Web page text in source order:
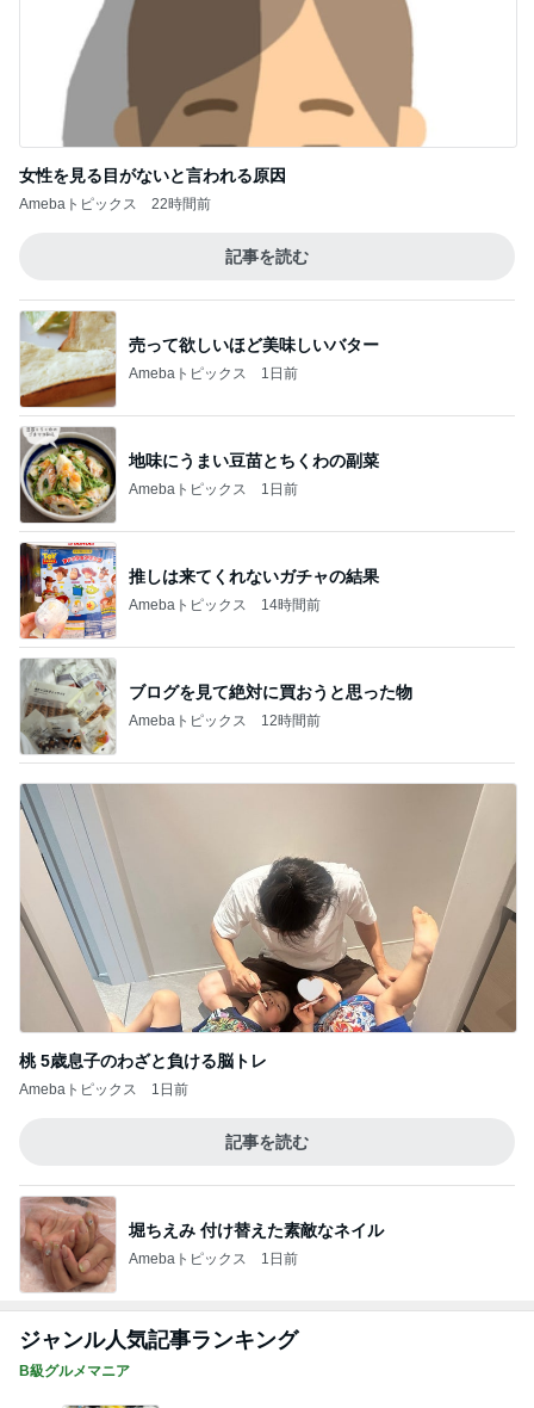
女性を見る目がないと言われる原因
Amebaトピックス 22時間前
記事を読む
売って欲しいほど美味しいバター
Amebaトピックス 1日前
地味にうまい豆苗とちくわの副菜
Amebaトピックス 1日前
推しは来てくれないガチャの結果
Amebaトピックス 14時間前
ブログを見て絶対に買おうと思った物
Amebaトピックス 12時間前
桃 5歳息子のわざと負ける脳トレ
Amebaトピックス 1日前
記事を読む
堀ちえみ 付け替えた素敵なネイル
Amebaトピックス 1日前
ジャンル人気記事ランキング
B級グルメマニア